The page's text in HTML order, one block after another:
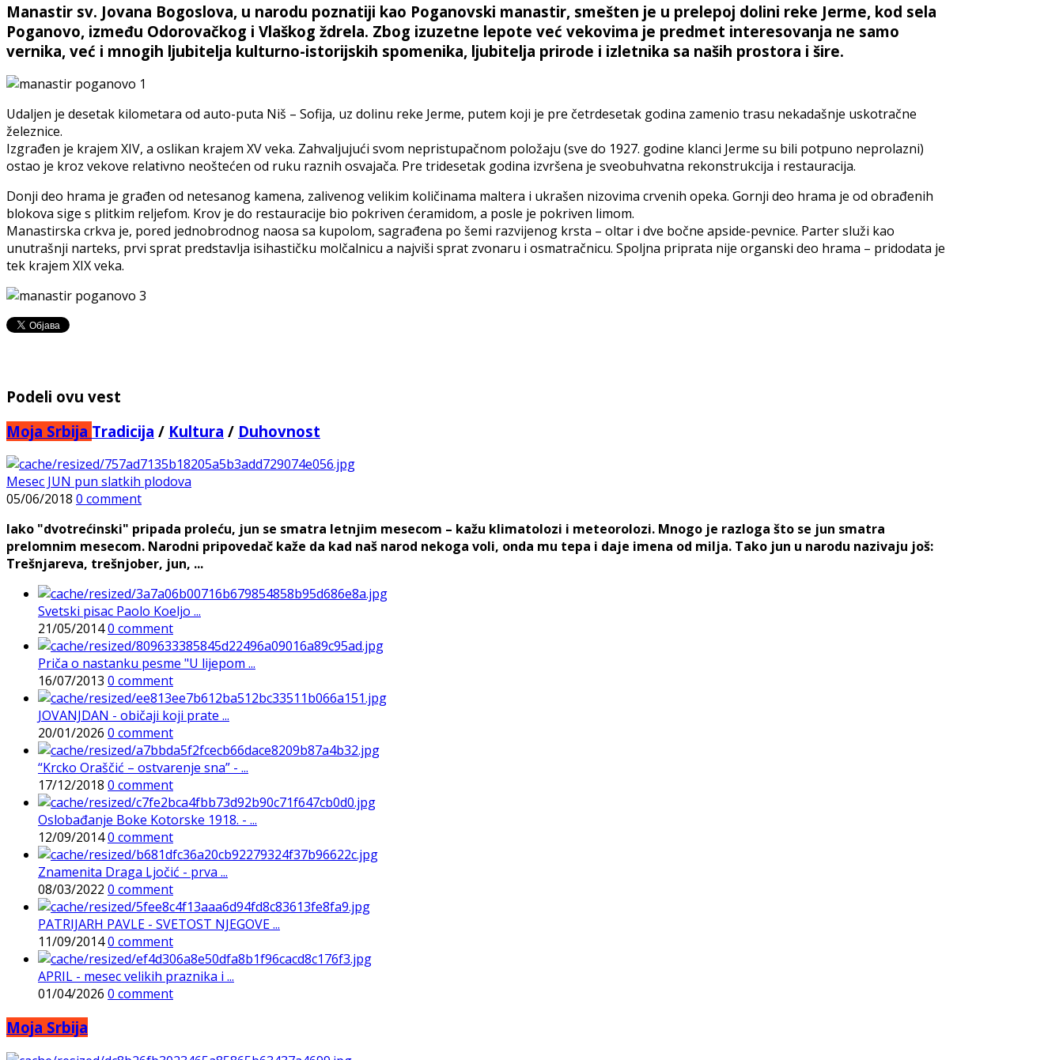
Manastir sv. Jovana Bogoslova, u narodu poznatiji kao Poganovski manastir, smešten je u prelepoj dolini reke Jerme, kod sela
Poganovo, između Odorovačkog i Vlaškog ždrela. Zbog izuzetne lepote već vekovima je predmet interesovanja ne samo
vernika, već i mnogih ljubitelja kulturno-istorijskih spomenika, ljubitelja prirode i izletnika sa naših prostora i šire.
Udaljen je desetak kilometara od auto-puta Niš – Sofija, uz dolinu reke Jerme, putem koji je pre četrdesetak godina zamenio trasu nekadašnje uskotračne
železnice.
Izgrađen je krajem XIV, a oslikan krajem XV veka. Zahvaljujući svom nepristupačnom položaju (sve do 1927. godine klanci Jerme su bili potpuno neprolazni)
ostao je kroz vekove relativno neoštećen od ruku raznih osvajača. Pre tridesetak godina izvršena je sveobuhvatna rekonstrukcija i restauracija.
Donji deo hrama je građen od netesanog kamena, zalivenog velikim količinama maltera i ukrašen nizovima crvenih opeka. Gornji deo hrama je od obrađenih
blokova sige s plitkim reljefom. Krov je do restauracije bio pokriven ćeramidom, a posle je pokriven limom.
Manastirska crkva je, pored jednobrodnog naosa sa kupolom, sagrađena po šemi razvijenog krsta – oltar i dve bočne apside-pevnice. Parter služi kao
unutrašnji narteks, prvi sprat predstavlja isihastičku molčalnicu a najviši sprat zvonaru i osmatračnicu. Spoljna priprata nije organski deo hrama – pridodata je
tek krajem XIX veka.
Podeli ovu vest
Moja Srbija Tradicija / Kultura / Duhovnost
Mesec JUN pun slatkih plodova
05/06/2018 0 comment
Iako "dvotrećinski" pripada proleću, jun se smatra letnjim mesecom – kažu klimatolozi i meteorolozi. Mnogo je razloga što se jun smatra
prelomnim mesecom. Narodni pripovedač kaže da kad naš narod nekoga voli, onda mu tepa i daje imena od milja. Tako jun u narodu nazivaju još:
Trešnjareva, trešnjober, jun, ...
Svetski pisac Paolo Koeljo ...
21/05/20140 comment
Priča o nastanku pesme "U lijepom ...
16/07/2013 0 comment
JOVANJDAN - običaji koji prate ...
20/01/2026 0 comment
“Krcko Oraščić – ostvarenje sna” - ...
17/12/2018 0 comment
Oslobađanje Boke Kotorske 1918. - ...
12/09/20140 comment
Znamenita Draga Ljočić - prva ...
08/03/2022 0 comment
PATRIJARH PAVLE - SVETOST NJEGOVE ...
11/09/20140 comment
APRIL - mesec velikih praznika i ...
01/04/2026 0 comment
Moja Srbija